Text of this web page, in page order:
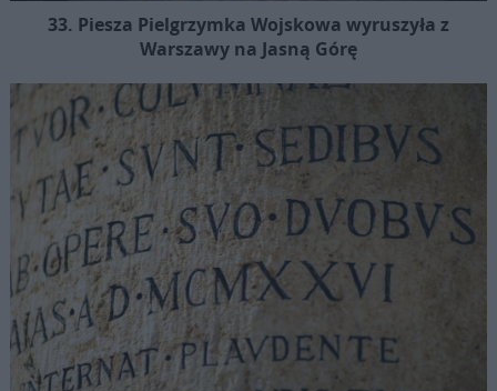
33. Piesza Pielgrzymka Wojskowa wyruszyła z
Warszawy na Jasną Górę